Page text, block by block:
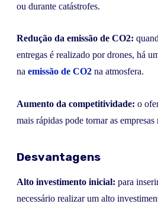
ou durante catástrofes.
Redução da emissão de CO2:
entregas é realizado por drones, há
na emissão de CO2 na atmosfera.
Aumento da competitividade: o
mais rápidas pode tornar as
Desvantagens
Alto investimento inicial: para
necessário realizar um alto